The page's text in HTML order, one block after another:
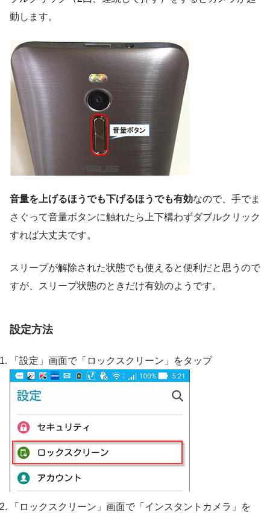
動します。
音量を上げるほうでも下げるほうでも有効なので、手でま
さぐって音量ボタンに触れたら上下構わずダブルクリック
すれば大丈夫です。
スリープが解除された状態でも使えると便利だと思うので
すが、スリープ状態のときだけ有効のようです。
設定方法
「設定」画面で「ロックスクリーン」をタップ
「ロックスクリーン」画面で「インスタントカメラ」を